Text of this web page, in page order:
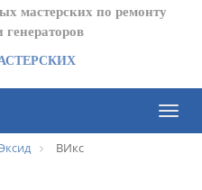
мастерских по ремонту
генераторов
Toggle
ВИкс